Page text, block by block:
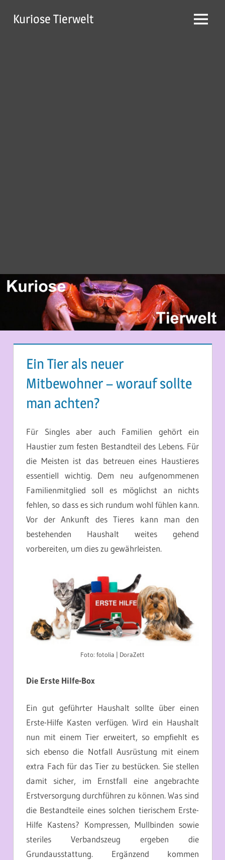
InhaltKuriose Tierwelt Menü
Ein Tier als neuer
Mitbewohner – worauf sollte
man achten?
Für Singles aber auch Familien gehört ein
Haustier zum festen Bestandteil des Lebens. Für
die Meisten ist das betreuen eines Haustieres
essentiell wichtig. Dem neu aufgenommenen
Familienmitglied soll es möglichst an nichts
fehlen, so dass es sich rundum wohl fühlen kann.
Vor der Ankunft des Tieres kann man den
bestehenden Haushalt weites gehend
vorbereiten, um dies zu gewährleisten.
Foto: fotolia | DoraZett
Die Erste Hilfe-Box
Ein gut geführter Haushalt sollte über einen
Erste-Hilfe Kasten verfügen. Wird ein Haushalt
nun mit einem Tier erweitert, so empfiehlt es
sich ebenso die Notfall Ausrüstung mit einem
extra Fach für das Tier zu bestücken. Sie stellen
damit sicher, im Ernstfall eine angebrachte
Erstversorgung durchführen zu können. Was sind
die Bestandteile eines solchen tierischem Erste-
Hilfe Kastens? Kompressen, Mullbinden sowie
steriles Verbandszeug ergeben die
Grundausstattung. Ergänzend kommen